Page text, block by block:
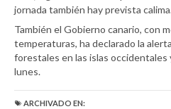
jornada también hay prevista
También el Gobierno canario, con
temperaturas, ha declarado la
forestales en las islas occidentales
lunes.
ARCHIVADO EN: